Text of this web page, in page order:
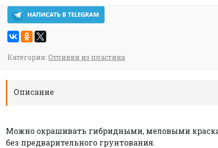
Категория: Отливки из пластика
Описание
Можно окрашивать гибридными, меловыми
без предварительного грунтования.